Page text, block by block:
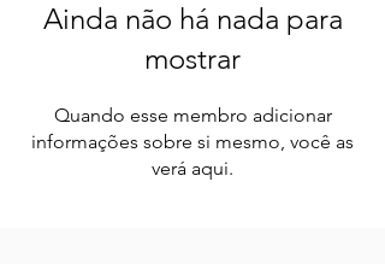
Ainda não há nada para
mostrar
Quando esse membro adicionar
informações sobre si mesmo, você as
verá aqui.